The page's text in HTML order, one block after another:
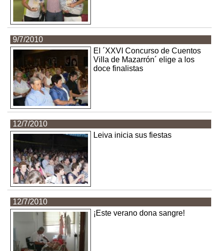
9/7/2010
El ´XXVI Concurso de Cuentos
Villa de Mazarrón´ elige a los
doce finalistas
12/7/2010
Leiva inicia sus fiestas
12/7/2010
¡Este verano dona sangre!